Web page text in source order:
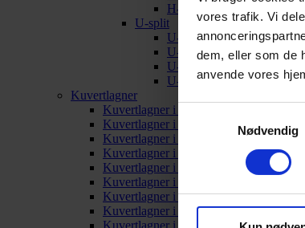
vores trafik. Vi
dem, eller som de
anvende vores
Nødvendig
H-split i specialmål
U-split
U-split i 160×200
U-split i 180×200
U-split i 180×210
U-split i specialmål
Kuvertlagner
Kuvertlagner i 80×200
Kuvertlagner i 90×200
Kuvertlagner i 90×210
Kuvertlagner i 120×200
Kuvertlagner i 140×200
Kuvertlagner i 160×200
Kuvertlagner i 180×200
Kuvertlagner i 180×210
Kuvertlagner i specialmål